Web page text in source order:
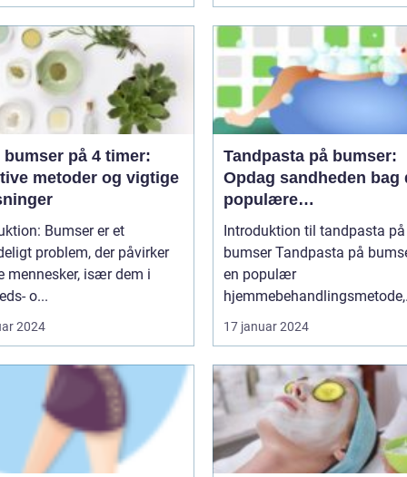
bumser på 4 timer:
metoder og vigtige
Bumser er et
problem, der påvirker
mennesker, især dem i
o...
2024
Tandpasta på bumser:
Opdag sandheden bag
populære
Introduktion til tandpasta på
bumser Tandpasta på bumser er
en populær
hjemmebehandlingsmetode,
som...
17 januar 2024